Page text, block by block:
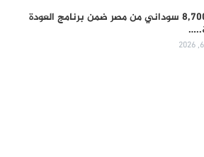
تفويج 8,700 سوداني من مصر ضمن برنامج العودة